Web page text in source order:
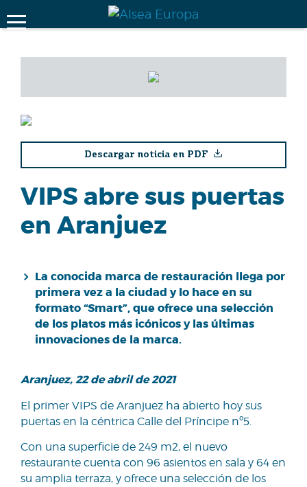
Descargar noticia en PDF
VIPS abre sus puertas
en Aranjuez
La conocida marca de restauración llega por
primera vez a la ciudad y lo hace en su
formato “Smart”, que ofrece una selección
de los platos más icónicos y las últimas
innovaciones de la marca.
Aranjuez, 22 de abril de 2021
El primer VIPS de Aranjuez ha abierto hoy sus
puertas en la céntrica Calle del Príncipe nº5.
Con una superficie de 249 m2, el nuevo
restaurante cuenta con 96 asientos en sala y 64 en
su amplia terraza, y ofrece una selección de los